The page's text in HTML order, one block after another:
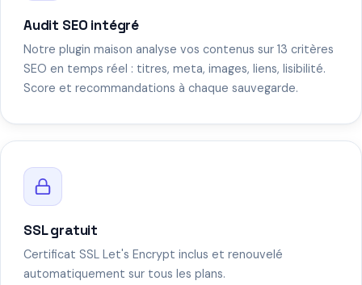
Audit SEO intégré
Notre plugin maison analyse vos contenus sur 13 critères
SEO en temps réel : titres, meta, images, liens, lisibilité.
Score et recommandations à chaque sauvegarde.
SSL gratuit
Certificat SSL Let's Encrypt inclus et renouvelé
automatiquement sur tous les plans.